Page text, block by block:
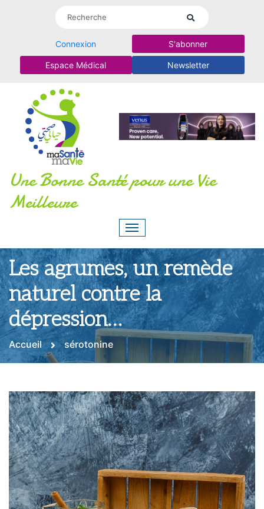
Connexion S'abonner
Espace Médical Newsletter
Une Bonne Santé pour une Vie
Meilleure
Les agrumes, un remède
naturel contre la
dépression…
Accueil sérotonine